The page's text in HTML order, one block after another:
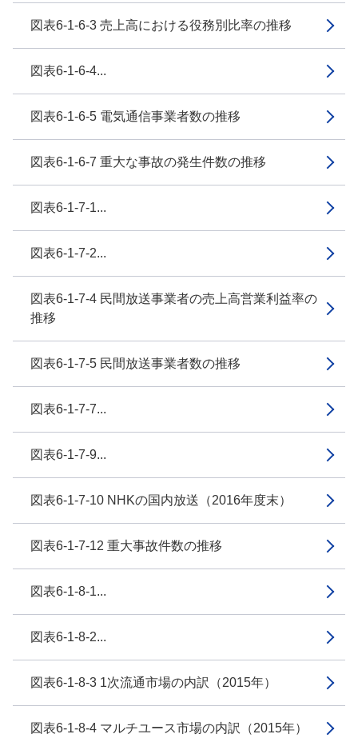
図表6-1-6-3 売上高における役務別比率の推移
図表6-1-6-4...
図表6-1-6-5 電気通信事業者数の推移
図表6-1-6-7 重大な事故の発生件数の推移
図表6-1-7-1...
図表6-1-7-2...
図表6-1-7-4 民間放送事業者の売上高営業利益率の
推移
図表6-1-7-5 民間放送事業者数の推移
図表6-1-7-7...
図表6-1-7-9...
図表6-1-7-10 NHKの国内放送（2016年度末）
図表6-1-7-12 重大事故件数の推移
図表6-1-8-1...
図表6-1-8-2...
図表6-1-8-3 1次流通市場の内訳（2015年）
図表6-1-8-4 マルチユース市場の内訳（2015年）